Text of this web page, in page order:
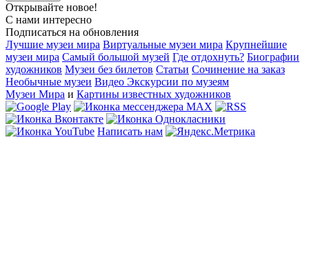
Открывайте новое!
С нами интересно
Подписаться на обновления
Лучшие музеи мира Виртуальные музеи мира Крупнейшие
музеи мира Самый большой музей Где отдохнуть? Биографии
художников Музеи без билетов Статьи Сочинение на заказ
Необычные музеи Видео Экскурсии по музеям
Музеи Мира и Картины известных художников
Написать нам